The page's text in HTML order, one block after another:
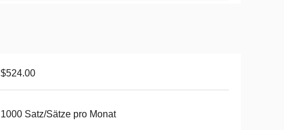
$524.00
1000 Satz/Sätze pro Monat